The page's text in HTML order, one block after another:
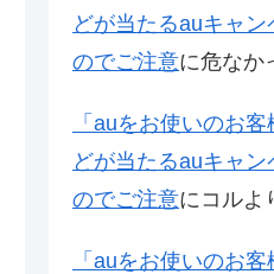
どが当たるauキャ
のでご注意に危なか
「auをお使いのお
どが当たるauキャ
のでご注意にコルよ
「auをお使いのお